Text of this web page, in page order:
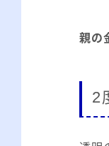
親の
2